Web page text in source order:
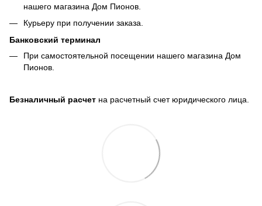
нашего магазина Дом Пионов.
Курьеру при получении заказа.
Банковский терминал
При самостоятельной посещении нашего магазина Дом
Пионов.
Безналичный расчет на расчетный счет юридического лица.